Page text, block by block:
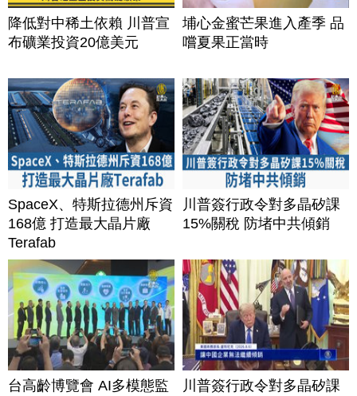
降低對中稀土依賴 川普宣
布礦業投資20億美元
埔心金蜜芒果進入產季 品
嚐夏果正當時
SpaceX、特斯拉德州斥資
168億 打造最大晶片廠
Terafab
川普簽行政令對多晶矽課
15%關稅 防堵中共傾銷
台高齡博覽會 AI多模態監
川普簽行政令對多晶矽課